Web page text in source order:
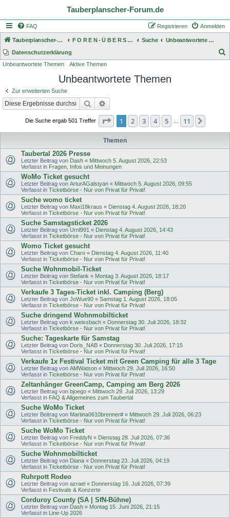
Tauberplanscher-Forum.de
FAQ Anmelden
Registrieren
Tauberplanscher-Forum.de F O R E N - Ü B E R S I C H T Suche
Unbeantwortete Themen
Datenschutzerklärung
Unbeantwortete Themen Aktive Themen
Unbeantwortete Themen
Zur erweiterten Suche
Suche
Die Suche ergab 501 Treffer Seite 1von 11
1 2 3 4 5 11
Themen
Taubertal 2026 Presse
Letzter Beitrag von Dash « Mittwoch 5. August 2026, 22:53
Verfasst in Fragen, Infos und Meinungen
WoMo Ticket gesucht
Letzter Beitrag von ArturAGalstyan « Mittwoch 5. August 2026, 09:55
Verfasst in Ticketbörse - Nur von Privat für Privat!
Suche womo ticket
Letzter Beitrag von Maxi18kraus « Dienstag 4. August 2026, 18:20
Verfasst in Ticketbörse - Nur von Privat für Privat!
Suche Samstagsticket 2026
Letzter Beitrag von Urnl991 « Dienstag 4. August 2026, 14:43
Verfasst in Ticketbörse - Nur von Privat für Privat!
Womo Ticket gesucht
Letzter Beitrag von Charo « Dienstag 4. August 2026, 11:40
Verfasst in Ticketbörse - Nur von Privat für Privat!
Suche Wohnmobil-Ticket
Letzter Beitrag von Stefank « Montag 3. August 2026, 18:17
Verfasst in Ticketbörse - Nur von Privat für Privat!
Verkaufe 3 Tages-Ticket inkl. Camping (Berg)
Letzter Beitrag von JoWue90 « Samstag 1. August 2026, 18:05
Verfasst in Ticketbörse - Nur von Privat für Privat!
Suche dringend Wohnmobilticket
Letzter Beitrag von k.weissbach « Donnerstag 30. Juli 2026, 18:32
Verfasst in Ticketbörse - Nur von Privat für Privat!
Suche: Tageskarte für Samstag
Letzter Beitrag von Doris_NAB « Donnerstag 30. Juli 2026, 17:15
Verfasst in Ticketbörse - Nur von Privat für Privat!
Verkaufe 1x Festival Ticket mit Green Camping für alle 3 Tage
Letzter Beitrag von AMWatson « Mittwoch 29. Juli 2026, 16:50
Verfasst in Ticketbörse - Nur von Privat für Privat!
Zeltanhänger GreenCamp, Camping am Berg 2026
Letzter Beitrag von bjoego « Mittwoch 29. Juli 2026, 13:29
Verfasst in FAQ & Allgemeines zum Taubertal
Suche WoMo Ticket
Letzter Beitrag von Martina0610brenner# « Mittwoch 29. Juli 2026, 06:23
Verfasst in Ticketbörse - Nur von Privat für Privat!
Suche WoMo Ticket
Letzter Beitrag von FreddyN « Dienstag 28. Juli 2026, 07:36
Verfasst in Ticketbörse - Nur von Privat für Privat!
Suche Wohnmobilticket
Letzter Beitrag von Diana « Donnerstag 23. Juli 2026, 04:19
Verfasst in Ticketbörse - Nur von Privat für Privat!
Ruhrpott Rodeo
Letzter Beitrag von azrael « Donnerstag 16. Juli 2026, 07:39
Verfasst in Festivals & Konzerte
Corduroy County (SA | SfN-Bühne)
Letzter Beitrag von Dash « Montag 15. Juni 2026, 21:15
Verfasst in Line-Up 2026